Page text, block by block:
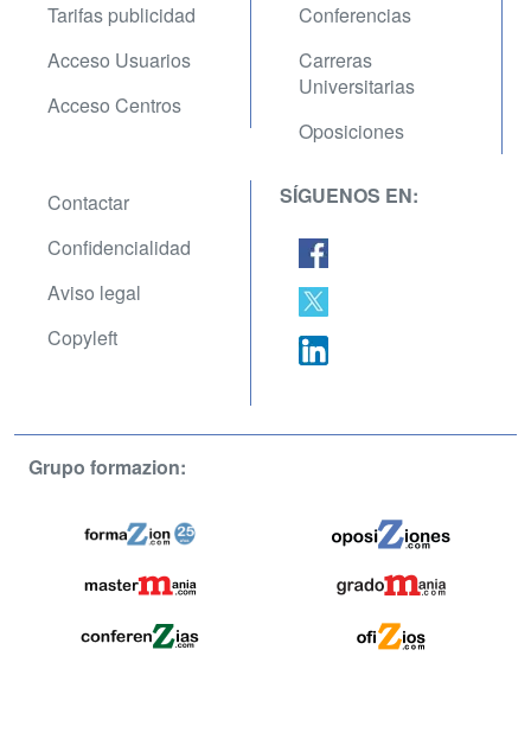
Tarifas publicidad
Acceso Usuarios
Acceso Centros
Conferencias
Carreras
Universitarias
Oposiciones
Contactar
Confidencialidad
Aviso legal
Copyleft
SÍGUENOS EN:
Grupo formazion: